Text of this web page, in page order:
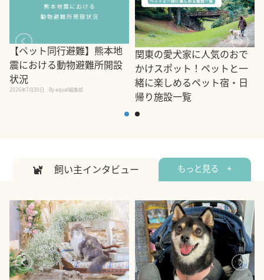
【ペット同行避難】熊本地
震における動物避難所開設
状況
2026年7月30日 By equall編集部
関東の愛犬家に人気のおで
かけスポット！ペットと一
緒に楽しめるペット宿・日
帰り施設一覧
飼い主インタビュー もっと見る +